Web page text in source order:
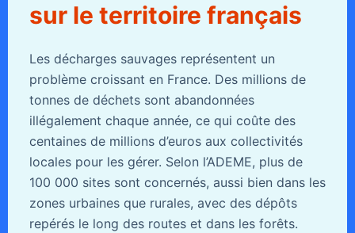
sur le territoire français
Les décharges sauvages représentent un
problème croissant en France. Des millions de
tonnes de déchets sont abandonnées
illégalement chaque année, ce qui coûte des
centaines de millions d’euros aux collectivités
locales pour les gérer. Selon l’ADEME, plus de
100 000 sites sont concernés, aussi bien dans les
zones urbaines que rurales, avec des dépôts
repérés le long des routes et dans les forêts.